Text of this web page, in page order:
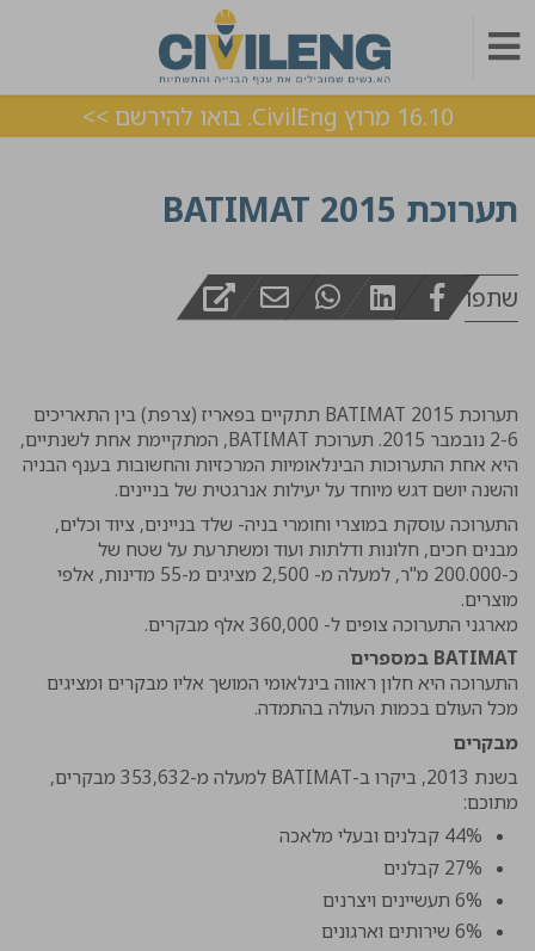
16.10 מרוץ CivilEng. בואו להירשם >>
תערוכת BATIMAT 2015
שתפו
תערוכת BATIMAT 2015 תתקיים בפאריז (צרפת) בין התאריכים
2-6 נובמבר 2015. תערוכת BATIMAT, המתקיימת אחת לשנתיים,
היא אחת התערוכות הבינלאומיות המרכזיות והחשובות בענף הבניה
והשנה יושם דגש מיוחד על יעילות אנרגטית של בניינים.
התערוכה עוסקת במוצרי וחומרי בניה- שלד בניינים, ציוד וכלים,
מבנים חכים, חלונות ודלתות ועוד ומשתרעת על שטח של
כ-200.000 מ"ר, למעלה מ- 2,500 מציגים מ-55 מדינות, אלפי
מוצרים.
מארגני התערוכה צופים ל- 360,000 אלף מבקרים.
BATIMAT במספרים
התערוכה היא חלון ראווה בינלאומי המושך אליו מבקרים ומציגים
מכל העולם בכמות העולה בהתמדה.
מבקרים
בשנת 2013, ביקרו ב-BATIMAT למעלה מ-353,632 מבקרים,
מתוכם:
44% קבלנים ובעלי מלאכה
27% קבלנים
6% תעשיינים ויצרנים
6% שירותים וארגונים